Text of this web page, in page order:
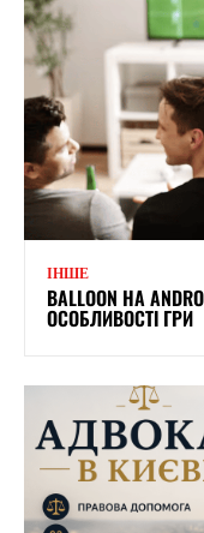
ІНШЕ
BALLOON НА
ОСОБЛИВОСТІ ГРИ